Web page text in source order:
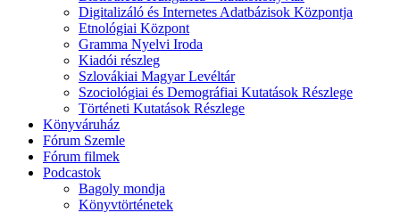
Digitalizáló és Internetes Adatbázisok Központja
Etnológiai Központ
Gramma Nyelvi Iroda
Kiadói részleg
Szlovákiai Magyar Levéltár
Szociológiai és Demográfiai Kutatások Részlege
Történeti Kutatások Részlege
Könyváruház
Fórum Szemle
Fórum filmek
Podcastok
Bagoly mondja
Könyvtörténetek